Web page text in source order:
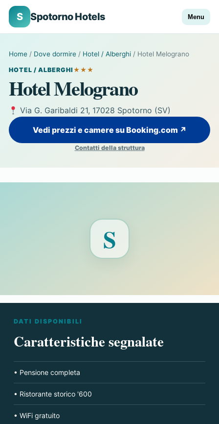
S Spotorno Hotels Menu
Home / Dove dormire / Hotel / Alberghi / Hotel Melograno
HOTEL / ALBERGHI ★★★
Hotel Melograno
Via G. Garibaldi 21, 17028 Spotorno (SV)
Vedi prezzi e camere su Booking.com ↗
Contatti della struttura
S
Fotografia
disponibile
DATI DISPONIBILI
Caratteristiche segnalate
• Pensione completa
• Ristorante storico '600
• WiFi gratuito